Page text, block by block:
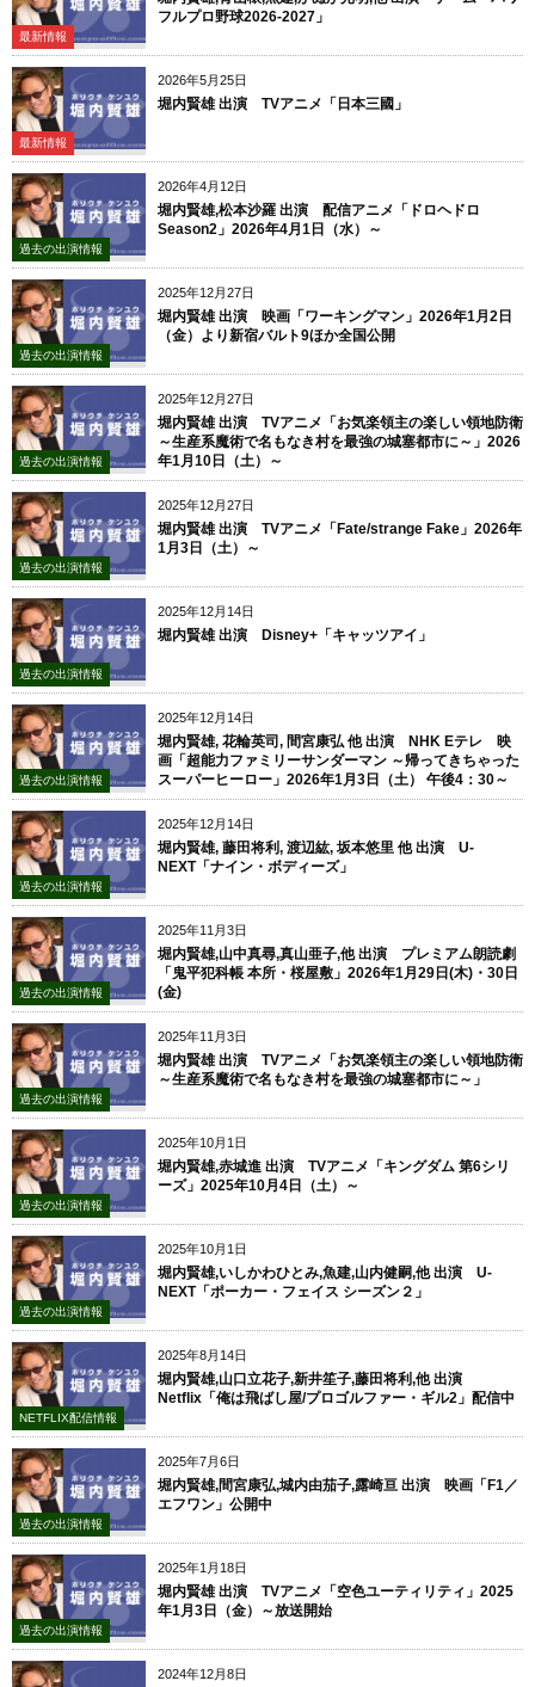
最新情報
フルプロ野球2026-2027」
2026年5月25日
最新情報
堀内賢雄 出演 TVアニメ「日本三國」
2026年4月12日
過去の出演情報
堀内賢雄,松本沙羅 出演 配信アニメ「ドロヘドロ
Season2」2026年4月1日（水）～
2025年12月27日
過去の出演情報
堀内賢雄 出演 映画「ワーキングマン」2026年1月2日
（金）より新宿バルト9ほか全国公開
2025年12月27日
過去の出演情報
堀内賢雄 出演 TVアニメ「お気楽領主の楽しい領地防衛
～生産系魔術で名もなき村を最強の城塞都市に～」2026
年1月10日（土）～
2025年12月27日
過去の出演情報
堀内賢雄 出演 TVアニメ「Fate/strange Fake」2026年
1月3日（土）～
2025年12月14日
過去の出演情報
堀内賢雄 出演 Disney+「キャッツアイ」
2025年12月14日
過去の出演情報
堀内賢雄, 花輪英司, 間宮康弘 他 出演 NHK Eテレ 映
画「超能力ファミリーサンダーマン ～帰ってきちゃった
スーパーヒーロー」2026年1月3日（土） 午後4：30～
2025年12月14日
過去の出演情報
堀内賢雄, 藤田将利, 渡辺紘, 坂本悠里 他 出演 U-
NEXT「ナイン・ボディーズ」
2025年11月3日
過去の出演情報
堀内賢雄,山中真尋,真山亜子,他 出演 プレミアム朗読劇
「鬼平犯科帳 本所・桜屋敷」2026年1月29日(木)・30日
(金)
2025年11月3日
過去の出演情報
堀内賢雄 出演 TVアニメ「お気楽領主の楽しい領地防衛
～生産系魔術で名もなき村を最強の城塞都市に～」
2025年10月1日
過去の出演情報
堀内賢雄,赤城進 出演 TVアニメ「キングダム 第6シリ
ーズ」2025年10月4日（土）～
2025年10月1日
過去の出演情報
堀内賢雄,いしかわひとみ,魚建,山内健嗣,他 出演 U-
NEXT「ポーカー・フェイス シーズン２」
2025年8月14日
NETFLIX配信情報
堀内賢雄,山口立花子,新井笙子,藤田将利,他 出演
Netflix「俺は飛ばし屋/プロゴルファー・ギル2」配信中
2025年7月6日
過去の出演情報
堀内賢雄,間宮康弘,城内由茄子,露崎亘 出演 映画「F1／
エフワン」公開中
2025年1月18日
過去の出演情報
堀内賢雄 出演 TVアニメ「空色ユーティリティ」2025
年1月3日（金）～放送開始
2024年12月8日